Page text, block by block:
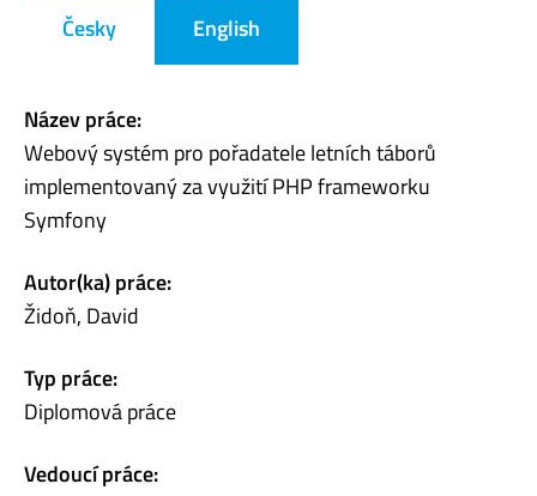
Česky English
Název práce:
Webový systém pro pořadatele letních táborů
implementovaný za využití PHP frameworku
Symfony
Autor(ka) práce:
Židoň, David
Typ práce:
Diplomová práce
Vedoucí práce: